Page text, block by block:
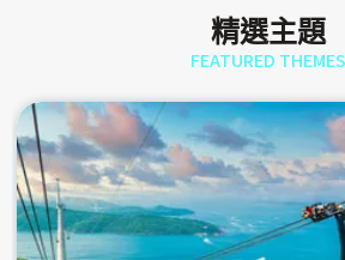
精選主題
FEATURED THEMES